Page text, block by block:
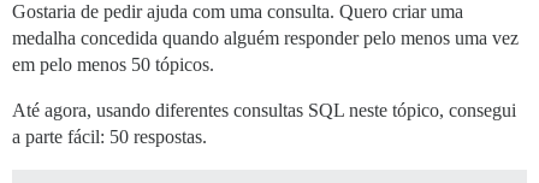
Gostaria de pedir ajuda com uma consulta. Quero criar uma
medalha concedida quando alguém responder pelo menos uma vez
em pelo menos 50 tópicos.
Até agora, usando diferentes consultas SQL neste tópico, consegui
a parte fácil: 50 respostas.